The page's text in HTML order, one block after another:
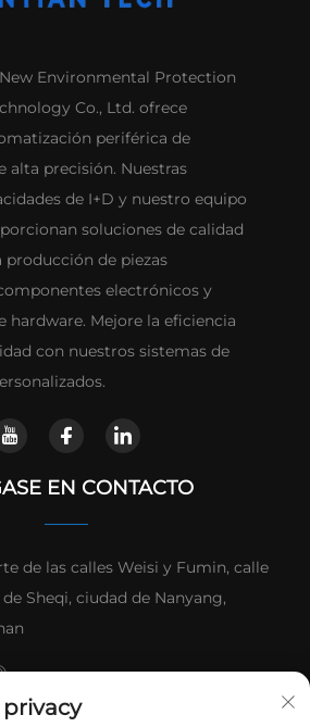
Environmental Protection
Co., Ltd. ofrece
periférica de
alta precisión. Nuestras
de I+D y nuestro equipo
soluciones de calidad
producción de piezas
electrónicos y
hardware. Mejore la eficiencia
con nuestros sistemas de
EN CONTACTO
de las calles Weisi y Fumin, calle
Sheqi, ciudad de Nanyang,
+8615993153189